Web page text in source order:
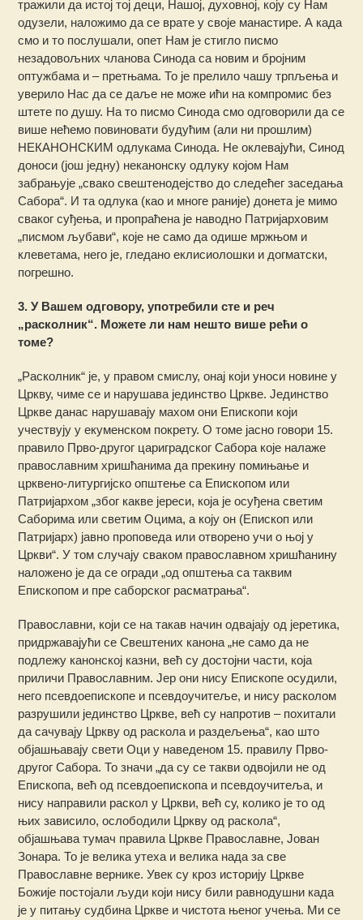
тражили да истој тој деци, Нашој, духовној, коју су Нам
одузели, наложимо да се врате у своје манастире. А када
смо и то послушали, опет Нам је стигло писмо
незадовољних чланова Синода са новим и бројним
оптужбама и – претњама. То је прелило чашу трпљења и
уверило Нас да се даље не може ићи на компромис без
штете по душу. На то писмо Синода смо одговорили да се
више нећемо повиновати будућим (али ни прошлим)
НЕКАНОНСКИМ одлукама Синода. Не оклевајући, Синод
доноси (још једну) неканонску одлуку којом Нам
забрањује „свако свештенодејство до следећег заседања
Сабора“. И та одлука (као и многе раније) донета је мимо
сваког суђења, и пропраћена је наводно Патријарховим
„писмом љубави“, које не само да одише мржњом и
клеветама, него је, гледано еклисиолошки и догматски,
погрешно.
3. У Вашем одговору, употребили сте и реч
„расколник“. Можете ли нам нешто више рећи о
томе?
„Расколник“ је, у правом смислу, онај који уноси новине у
Цркву, чиме се и нарушава јединство Цркве. Јединство
Цркве данас нарушавају махом они Eпископи који
учествују у екуменском покрету. О томе јасно говори 15.
правило Прво-другог цариградског Сабора које налаже
православним хришћанима да прекину помињање и
црквено-литургијско општење са Eпископом или
Патријархом „због какве јереси, која је осуђена светим
Саборима или светим Оцима, а коју он (Eпископ или
Патријарх) јавно проповеда или отворено учи о њој у
Цркви“. У том случају сваком православном хришћанину
наложено је да се огради „од општења са таквим
Eпископом и пре саборског расматрања“.
Православни, који се на такав начин одвајају од јеретика,
придржавајући се Свештених канона „не само да не
подлежу канонској казни, већ су достојни части, која
приличи Православним. Јер они нису Eпископе осудили,
него псевдоепископе и псевдоучитеље, и нису расколом
разрушили јединство Цркве, већ су напротив – похитали
да сачувају Цркву од раскола и раздељења“, као што
објашњавају свети Оци у наведеном 15. правилу Прво-
другог Сабора. То значи „да су се такви одвојили не од
Eпископа, већ од псевдоепископа и псевдоучитеља, и
нису направили раскол у Цркви, већ су, колико је то од
њих зависило, ослободили Цркву од раскола“,
објашњава тумач правила Цркве Православне, Јован
Зонара. То је велика утеха и велика нада за све
Православне вернике. Увек су кроз историју Цркве
Божије постојали људи који нису били равнодушни када
је у питању судбина Цркве и чистота њеног учења. Ми се